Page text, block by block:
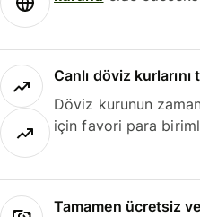
Canlı döviz kurlarını
Döviz kurunun
için favori para
Tamamen ücretsiz